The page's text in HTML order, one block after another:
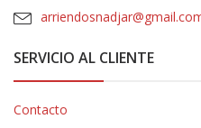
SERVICIO AL CLIENTE
Contacto